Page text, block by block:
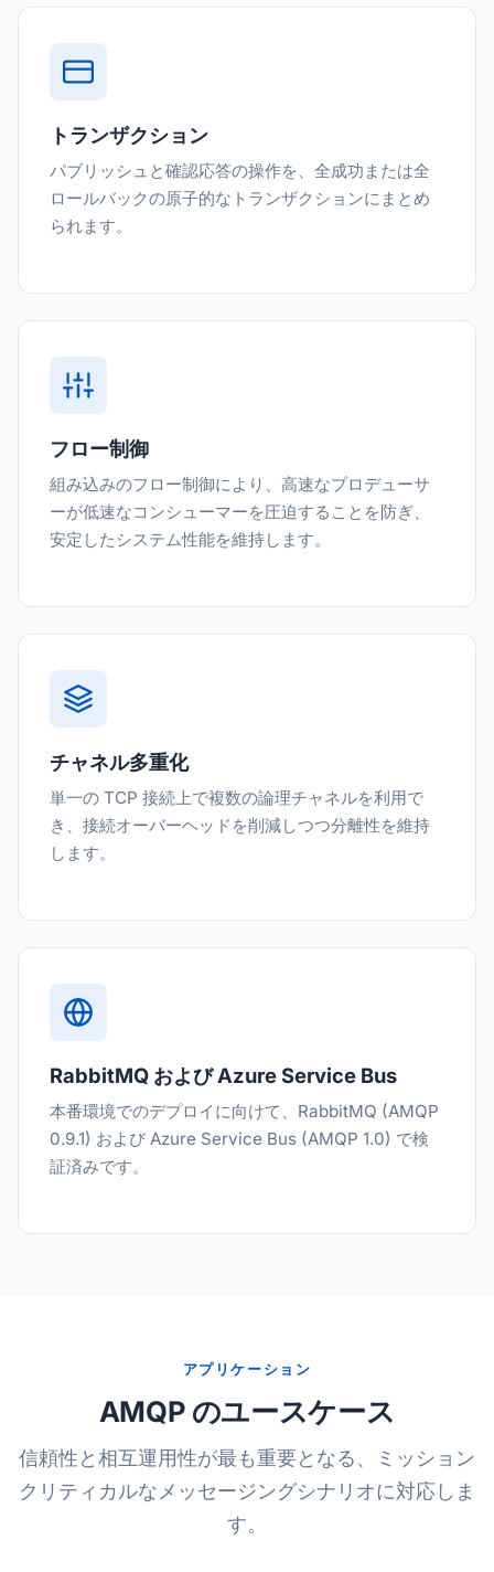
トランザクション
パブリッシュと確認応答の操作を、全成功または全
ロールバックの原子的なトランザクションにまとめ
られます。
フロー制御
組み込みのフロー制御により、高速なプロデューサ
ーが低速なコンシューマーを圧迫することを防ぎ、
安定したシステム性能を維持します。
チャネル多重化
単一の TCP 接続上で複数の論理チャネルを利用で
き、接続オーバーヘッドを削減しつつ分離性を維持
します。
RabbitMQ および Azure Service Bus
本番環境でのデプロイに向けて、RabbitMQ (AMQP
0.9.1) および Azure Service Bus (AMQP 1.0) で検
証済みです。
アプリケーション
AMQP のユースケース
信頼性と相互運用性が最も重要となる、ミッション
クリティカルなメッセージングシナリオに対応しま
す。